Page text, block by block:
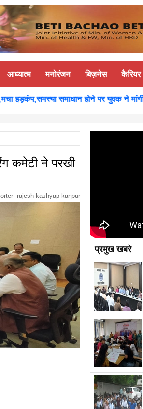
आध्यात्म मनोरंजन बिज़नेस कैरियर
समाधान होने पर युवक ने मांगी माफी
कमेटी ने परखी
rajesh kashyap kanpur
प्रमुख खबरे